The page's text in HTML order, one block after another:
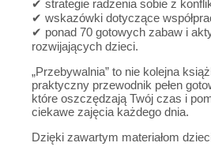
✔ strategie radzenia sobie z
✔ wskazówki dotyczące
✔ ponad 70 gotowych zabaw i
rozwijających dzieci.
„Przebywalnia” to nie kolejna
praktyczny przewodnik pełen
które oszczędzają Twój czas i
ciekawe zajęcia każdego dnia.
Dzięki zawartym materiałom